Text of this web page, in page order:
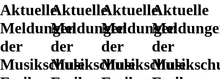
Aktuelle
Meldungen
der
Musikschule
Aktuelle
Meldungen
der
Musikschule
Aktuelle
Meldungen
der
Musikschule
Aktuelle
der